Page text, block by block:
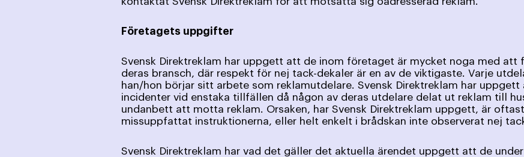
Företagets uppgifter
Svensk Direktreklam har uppgett att de inom företaget är mycket noga med att
deras bransch, där respekt för nej tack-dekaler är en av de viktigaste. Varje
han/hon börjar sitt arbete som reklamutdelare. Svensk Direktreklam har
incidenter vid enstaka tillfällen då någon av deras utdelare delat ut reklam till
undanbett att motta reklam. Orsaken, har Svensk Direktreklam uppgett, är
missuppfattat instruktionerna, eller helt enkelt i brådskan inte observerat nej
Svensk Direktreklam har vad det gäller det aktuella ärendet uppgett att de